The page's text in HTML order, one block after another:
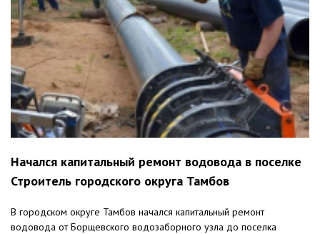
Начался капитальный ремонт водовода в поселке
Строитель городского округа Тамбов
В городском округе Тамбов начался капитальный ремонт
водовода от Борщевского водозаборного узла до поселка